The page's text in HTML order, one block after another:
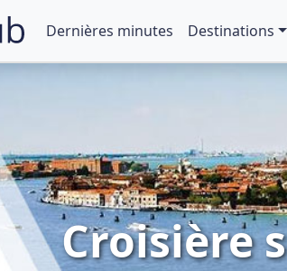
Dernières minutes Destinations
Croisière